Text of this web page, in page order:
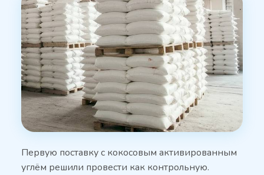
Первую поставку с кокосовым активированным
углём решили провести как контрольную.